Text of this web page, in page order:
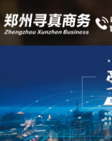
公司介绍 成功案例